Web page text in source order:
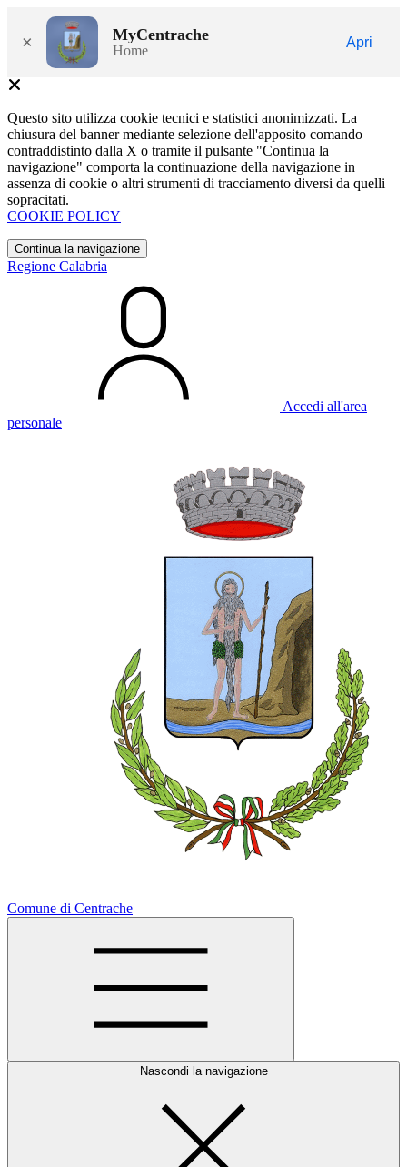
× MyCentrache
Home
Apri
Questo sito utilizza cookie tecnici e statistici anonimizzati. La
chiusura del banner mediante selezione dell'apposito comando
contraddistinto dalla X o tramite il pulsante "Continua la
navigazione" comporta la continuazione della navigazione in
assenza di cookie o altri strumenti di tracciamento diversi da quelli
sopracitati.
COOKIE POLICY
Continua la navigazione
Regione Calabria
Accedi all'area
personale
Comune di Centrache
Nascondi la navigazione